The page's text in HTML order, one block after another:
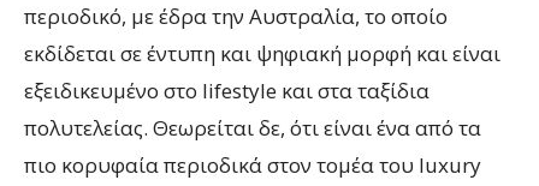
περιοδικό, με έδρα την Αυστραλία, το οποίο
εκδίδεται σε έντυπη και ψηφιακή μορφή και είναι
εξειδικευμένο στο lifestyle και στα ταξίδια
πολυτελείας. Θεωρείται δε, ότι είναι ένα από τα
πιο κορυφαία περιοδικά στον τομέα του luxury